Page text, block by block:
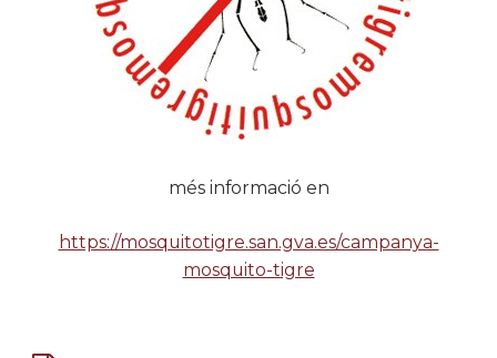
més informació en
https://mosquitotigre.san.gva.es/campanya-
mosquito-tigre